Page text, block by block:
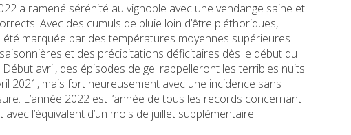
a ramené sérénité au vignoble avec une vendange saine et
Avec des cumuls de pluie loin d’être pléthoriques,
été marquée par des températures moyennes supérieures
et des précipitations déficitaires dès le début du
Début avril, des épisodes de gel rappelleront les terribles nuits
2021, mais fort heureusement avec une incidence sans
L’année 2022 est l’année de tous les records concernant
avec l’équivalent d’un mois de juillet supplémentaire.